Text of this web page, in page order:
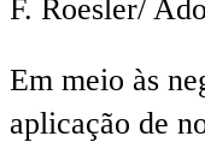
Em meio às
aplicação de